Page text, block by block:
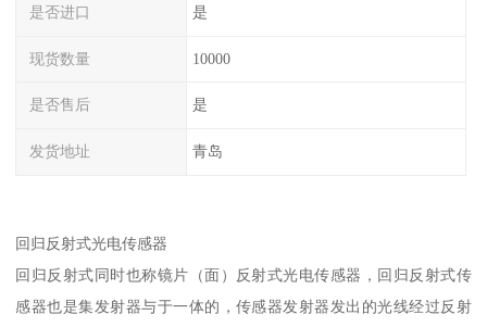
是否进口 是
现货数量 10000
是否售后 是
发货地址 青岛
回归反射式光电传感器
回归反射式同时也称镜片（面）反射式光电传感器，回归反射式传
感器也是集发射器与于一体的，传感器发射器发出的光线经过反射